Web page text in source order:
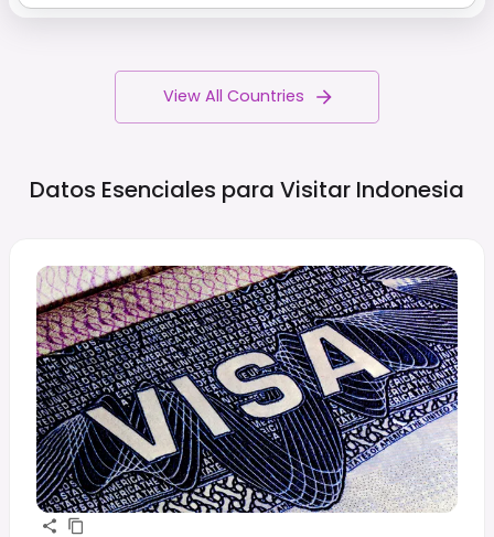
View All Countries
Datos Esenciales para Visitar Indonesia